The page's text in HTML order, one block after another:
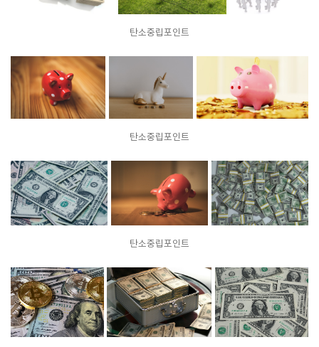
탄소중립포인트
탄소중립포인트
탄소중립포인트